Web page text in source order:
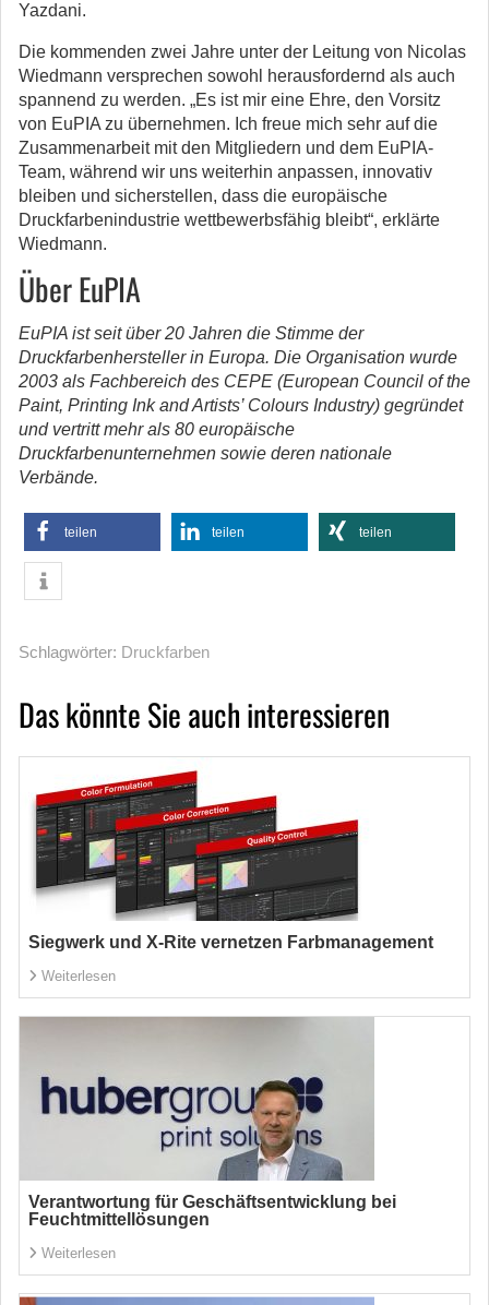
Yazdani.
Die kommenden zwei Jahre unter der Leitung von Nicolas
Wiedmann versprechen sowohl herausfordernd als auch
spannend zu werden. „Es ist mir eine Ehre, den Vorsitz
von EuPIA zu übernehmen. Ich freue mich sehr auf die
Zusammenarbeit mit den Mitgliedern und dem EuPIA-
Team, während wir uns weiterhin anpassen, innovativ
bleiben und sicherstellen, dass die europäische
Druckfarbenindustrie wettbewerbsfähig bleibt“, erklärte
Wiedmann.
Über EuPIA
EuPIA ist seit über 20 Jahren die Stimme der
Druckfarbenhersteller in Europa. Die Organisation wurde
2003 als Fachbereich des CEPE (European Council of the
Paint, Printing Ink and Artists’ Colours Industry) gegründet
und vertritt mehr als 80 europäische
Druckfarbenunternehmen sowie deren nationale
Verbände.
teilen teilen teilen
Schlagwörter: Druckfarben
Das könnte Sie auch interessieren
Siegwerk und X-Rite vernetzen Farbmanagement
Weiterlesen
Verantwortung für Geschäftsentwicklung bei
Feuchtmittellösungen
Weiterlesen